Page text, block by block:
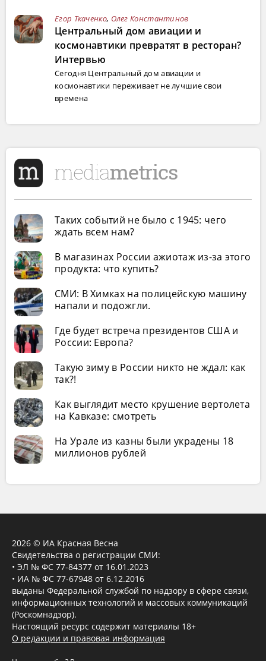
Егор Ткаченко, Олег Константинов
Центральный дом авиации и
космонавтики превратят в ресторан?
Интервью
Сегодня Центральный дом авиации и
космонавтики переживает не лучшие свои
времена
Таких событий не было с 1945: чего
ждать всем нам?
В магазинах России ажиотаж из-за этого
продукта: что купить?
СМИ: В Химках на полицейскую машину
напали и подожгли.
Где будет встреча президентов США и
России: Европа?
Такую зиму в России никто не ждал: как
так?!
Как выглядит место крушение вертолета
на Кавказе: смотреть
На Урале из казны были украдены 18
миллионов рублей
2026 © ИА Красная Весна
Свидетельства о регистрации СМИ:
• ЭЛ № ФС 77-84377 от 16.01.2023
• ИА № ФС 77-67948 от 6.12.2016
выданы Федеральной службой по надзору в сфере связи,
информационных технологий и массовых коммуникаций
(Роскомнадзор).
Настоящий ресурс содержит материалы 18+
О редакции и правовая информация